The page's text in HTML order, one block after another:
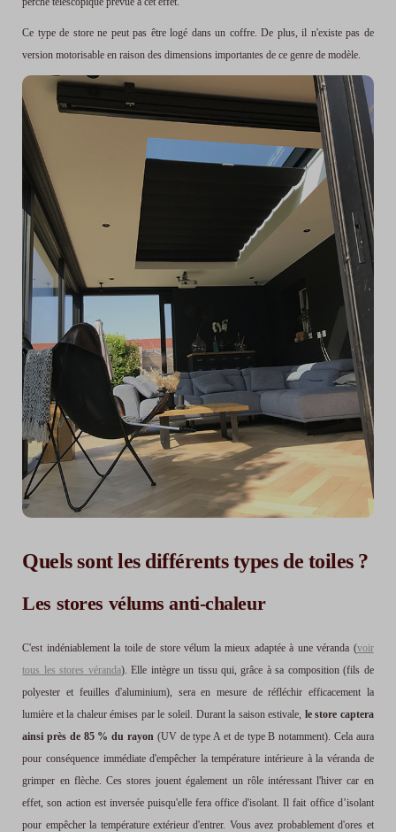
Ce type de store ne peut pas être logé dans un coffre. De plus, il n'existe pas de
version motorisable en raison des dimensions importantes de ce genre de modèle.
Quels sont les différents types de toiles ?
Les stores vélums anti-chaleur
C'est indéniablement la toile de store vélum la mieux adaptée à une véranda (voir
tous les stores véranda). Elle intègre un tissu qui, grâce à sa composition (fils de
polyester et feuilles d'aluminium), sera en mesure de réfléchir efficacement la
lumière et la chaleur émises par le soleil. Durant la saison estivale, le store captera
ainsi près de 85 % du rayon (UV de type A et de type B notamment). Cela aura
pour conséquence immédiate d'empêcher la température intérieure à la véranda de
grimper en flèche. Ces stores jouent également un rôle intéressant l'hiver car en
effet, son action est inversée puisqu'elle fera office d'isolant. Il fait office d’isolant
pour empêcher la température extérieur d'entrer. Vous avez probablement d'ores et